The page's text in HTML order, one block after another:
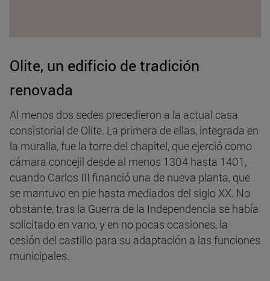
Olite, un edificio de tradición
renovada
Al menos dos sedes precedieron a la actual casa
consistorial de Olite. La primera de ellas, integrada en
la muralla, fue la torre del chapitel, que ejerció como
cámara concejil desde al menos 1304 hasta 1401,
cuando Carlos III financió una de nueva planta, que
se mantuvo en pie hasta mediados del siglo XX. No
obstante, tras la Guerra de la Independencia se había
solicitado en vano, y en no pocas ocasiones, la
cesión del castillo para su adaptación a las funciones
municipales.